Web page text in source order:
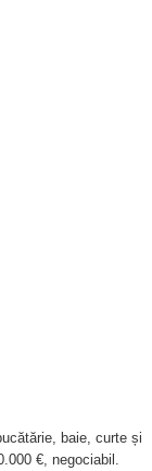
baie, curte și
€, negociabil.